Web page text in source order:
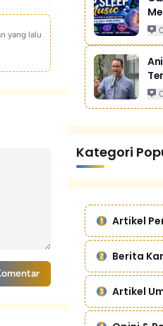
yang lalu 0
0
Kategori
Artikel
Berita
Artikel